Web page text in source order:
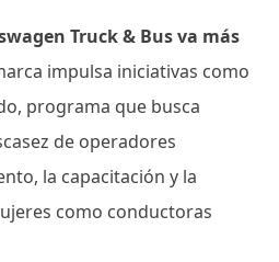
Truck & Bus va más
impulsa iniciativas como
programa que busca
de operadores
la capacitación y la
como conductoras